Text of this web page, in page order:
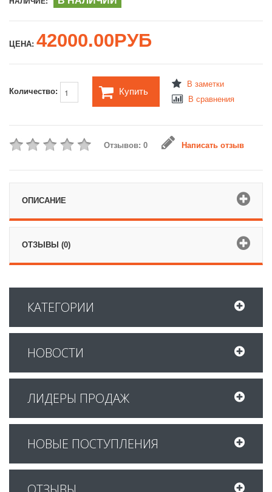
ЦЕНА: 42000.00РУБ
Количество: Купить
В заметки
В сравнения
Отзывов: 0 Написать отзыв
ОПИСАНИЕ
ОТЗЫВЫ (0)
КАТЕГОРИИ
НОВОСТИ
ЛИДЕРЫ ПРОДАЖ
НОВЫЕ ПОСТУПЛЕНИЯ